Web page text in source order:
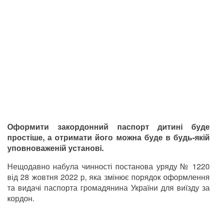
Оформити закордонний паспорт дитині буде
простіше, а отримати його можна буде в будь-якій
уповноваженій установі.
Нещодавно набула чинності постанова уряду № 1220
від 28 жовтня 2022 р, яка змінює порядок оформлення
та видачі паспорта громадянина України для виїзду за
кордон.